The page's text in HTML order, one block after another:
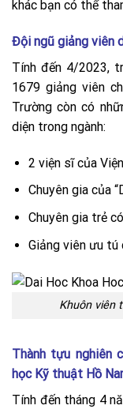
khác bạn có thể
Đội ngũ giảng viên
Tính đến 4/2023,
1679 giảng viên
Trường còn có
diện trong ngành:
2 viện sĩ của
Chuyên gia của
Chuyên gia trẻ
Giảng viên ưu tú
Khuôn viên
Thành tựu nghiên
học Kỹ thuật Hồ
Tính đến tháng 4